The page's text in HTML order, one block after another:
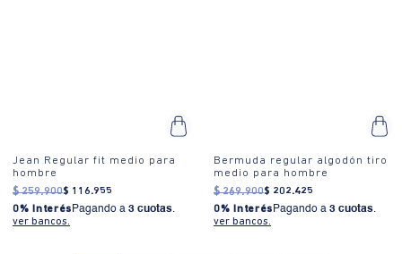
Jean Regular fit medio para
hombre
$ 259.900$ 116.955
0% Interés Pagando a 3 cuotas.
ver bancos.
Bermuda regular algodón tiro
medio para hombre
$ 269.900$ 202.425
0% Interés Pagando a 3 cuotas.
ver bancos.